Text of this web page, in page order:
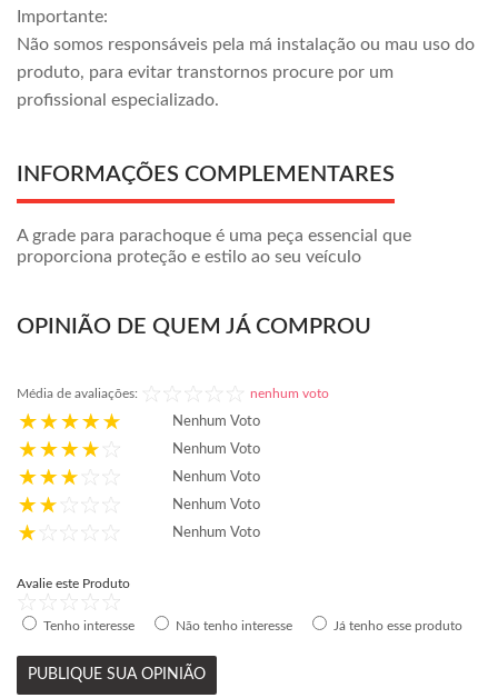
Importante:
Não somos responsáveis pela má instalação ou mau uso do
produto, para evitar transtornos procure por um
profissional especializado.
INFORMAÇÕES COMPLEMENTARES
A grade para parachoque é uma peça essencial que
proporciona proteção e estilo ao seu veículo
OPINIÃO DE QUEM JÁ COMPROU
Média de avaliações: nenhum voto
Nenhum Voto
Nenhum Voto
Nenhum Voto
Nenhum Voto
Nenhum Voto
Avalie este Produto
Tenho interesse Não tenho interesse Já tenho esse produto
PUBLIQUE SUA OPINIÃO